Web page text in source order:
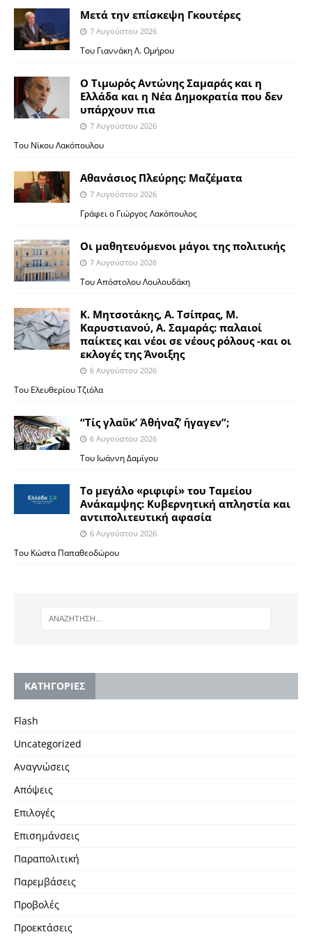
Μετά την επίσκεψη Γκουτέρες
7 Αυγούστου 2026
Του Γιαννάκη Λ. Ομήρου
Ο Τιμωρός Αντώνης Σαμαράς και η
Ελλάδα και η Νέα Δημοκρατία που δεν
υπάρχουν πια
7 Αυγούστου 2026
Του Νίκου Λακόπουλου
Αθανάσιος Πλεύρης: Μαζέματα
7 Αυγούστου 2026
Γράφει ο Γιώργος Λακόπουλος
Οι μαθητευόμενοι μάγοι της πολιτικής
7 Αυγούστου 2026
Του Απόστολου Λουλουδάκη
Κ. Μητσοτάκης, Α. Τσίπρας, Μ.
Καρυστιανού, Α. Σαμαράς: παλαιοί
παίκτες και νέοι σε νέους ρόλους -και οι
εκλογές της Άνοιξης
6 Αυγούστου 2026
Του Ελευθερίου Τζιόλα
“Τίς γλαῦκ’ Ἀθήναζ’ ἤγαγεν”;
6 Αυγούστου 2026
Του Ιωάννη Δαμίγου
Το μεγάλο «ριφιφί» του Ταμείου
Ανάκαμψης: Κυβερνητική απληστία και
αντιπολιτευτική αφασία
6 Αυγούστου 2026
Του Κώστα Παπαθεοδώρου
KΑΤΗΓΟΡΙΕΣ
Flash
Uncategorized
Αναγνώσεις
Απόψεις
Επιλογές
Επισημάνσεις
Παραπολιτική
Παρεμβάσεις
Προβολές
Προεκτάσεις